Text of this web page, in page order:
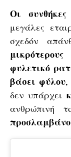
Οι
μεγάλες
σχεδόν
φυλετικό
βάσει φύλου,
δεν υπάρχει
ανθρώπινή